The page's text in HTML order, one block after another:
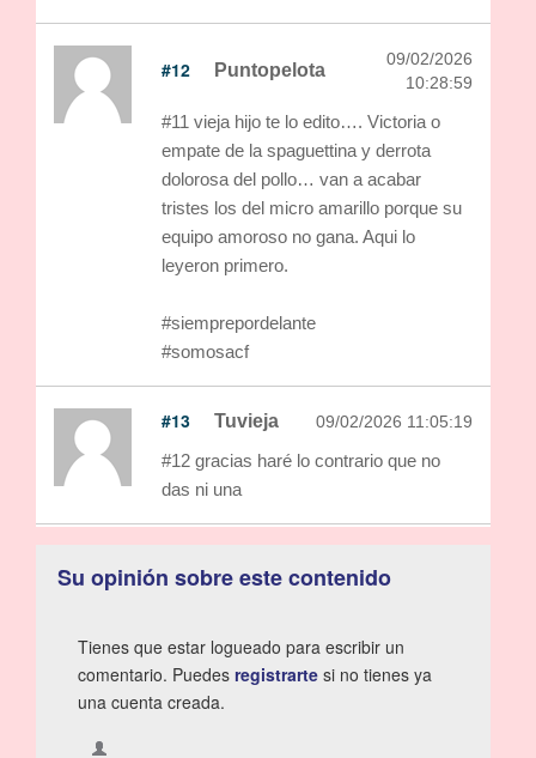
#12 Puntopelota
09/02/2026
10:28:59
#11 vieja hijo te lo edito…. Victoria o
empate de la spaguettina y derrota
dolorosa del pollo… van a acabar
tristes los del micro amarillo porque su
equipo amoroso no gana. Aqui lo
leyeron primero.
#siemprepordelante
#somosacf
#13 Tuvieja 09/02/2026 11:05:19
#12 gracias haré lo contrario que no
das ni una
Su opinión sobre este contenido
Tienes que estar logueado para escribir un
comentario. Puedes registrarte si no tienes ya
una cuenta creada.